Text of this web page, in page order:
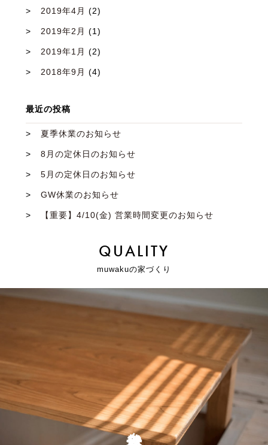
2019年4月 (2)
2019年2月 (1)
2019年1月 (2)
2018年9月 (4)
最近の投稿
夏季休業のお知らせ
8月の定休日のお知らせ
5月の定休日のお知らせ
GW休業のお知らせ
【重要】4/10(金) 営業時間変更のお知らせ
QUALITY
muwakuの家づくり
自然素材